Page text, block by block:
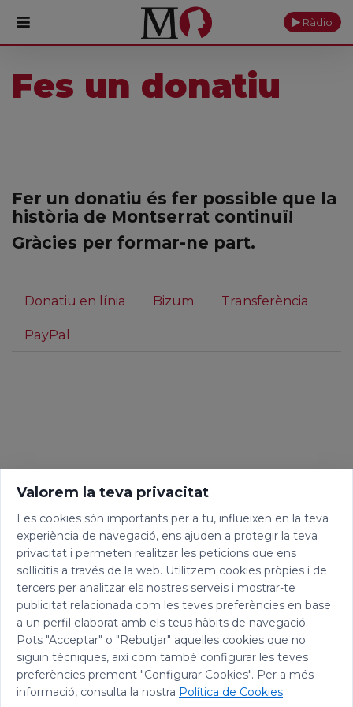
PORTADA
Actualitat
Ofrenes
Reserves
Ràdio
Fes un donatiu
Fer un donatiu és fer possible que la
història de Montserrat continuï!
Gràcies per formar-ne part.
Donatiu en línia Bizum Transferència
PayPal
Valorem la teva privacitat
Les cookies són importants per a tu, influeixen en la teva
experiència de navegació, ens ajuden a protegir la teva
privacitat i permeten realitzar les peticions que ens
sol·licitis a través de la web. Utilitzem cookies pròpies i de
tercers per analitzar els nostres serveis i mostrar-te
publicitat relacionada com les teves preferències en base
a un perfil elaborat amb els teus hàbits de navegació.
Pots "Acceptar" o "Rebutjar" aquelles cookies que no
siguin tècniques, així com també configurar les teves
preferències prement "Configurar Cookies". Per a més
informació, consulta la nostra Política de Cookies.